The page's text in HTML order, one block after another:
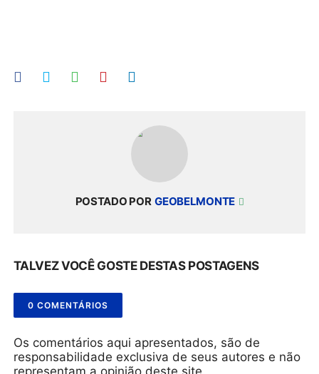
POSTADO POR GEOBELMONTE
TALVEZ VOCÊ GOSTE DESTAS POSTAGENS
0 COMENTÁRIOS
Os comentários aqui apresentados, são de
responsabilidade exclusiva de seus autores e não
representam a opinião deste site.